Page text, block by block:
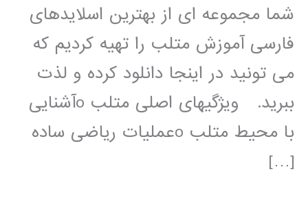
شما مجموعه ای از بهترین اسلایدهای
فارسی آموزش متلب را تهیه کردیم که
می تونید در اینجا دانلود کرده و لذت
ببرید. ویژگیهای اصلی متلب oآشنایی
با محیط متلب oعملیات ریاضی ساده
[…]